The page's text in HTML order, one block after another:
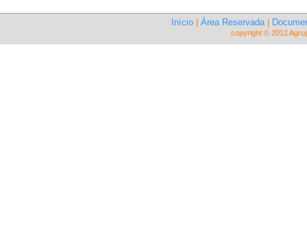
Início | Área Reservada |
copyright © 2012